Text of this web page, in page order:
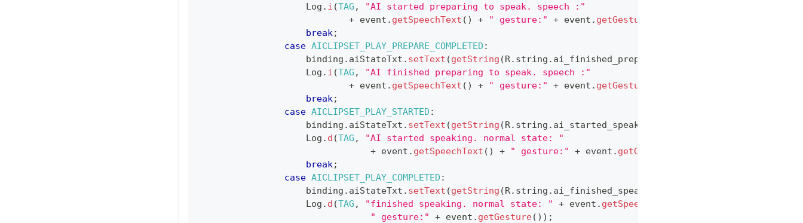
Log . i (TAG ,
"AI started preparing to speak. speech :"
+ event . getSpeechText ( ) + " gesture:" + event . getGesture
break;
case AICLIPSET_PLAY_PREPARE_COMPLETED :
                    binding
. aiStateTxt . setText (getString (R. string . ai_finished_preparation_to_speak
Log . i (TAG ,
"AI finished preparing to speak. speech :"
+ event . getSpeechText ( ) + " gesture:" + event . getGesture
break;
case AICLIPSET_PLAY_STARTED :
                    binding
. aiStateTxt . setText (getString (R. string . ai_started_speaking
Log . d (TAG ,
"AI started speaking. normal state: "
+ event . getSpeechText ( ) + " gesture:" + event . getGesture
break;
case AICLIPSET_PLAY_COMPLETED :
                    binding
. aiStateTxt . setText (getString (R. string . ai_finished_speaking
Log . d (TAG , "finished speaking. normal state: " + event . getSpeechText
" gesture:"
+ event . getGesture( ) ) ;